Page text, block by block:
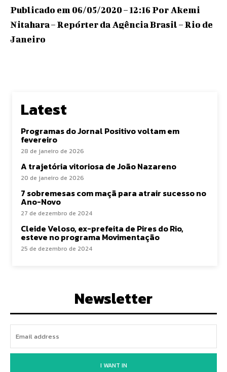
Publicado em 06/05/2020 – 12:16 Por Akemi
Nitahara – Repórter da Agência Brasil – Rio de
Janeiro
Latest
Programas do Jornal Positivo voltam em
fevereiro
28 de janeiro de 2026
A trajetória vitoriosa de João Nazareno
20 de janeiro de 2026
7 sobremesas com maçã para atrair sucesso no
Ano-Novo
27 de dezembro de 2024
Cleide Veloso, ex-prefeita de Pires do Rio,
esteve no programa Movimentação
25 de dezembro de 2024
Newsletter
I WANT IN